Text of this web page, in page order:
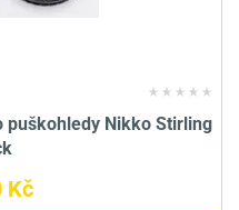
puškohledy Nikko Stirling
Kč